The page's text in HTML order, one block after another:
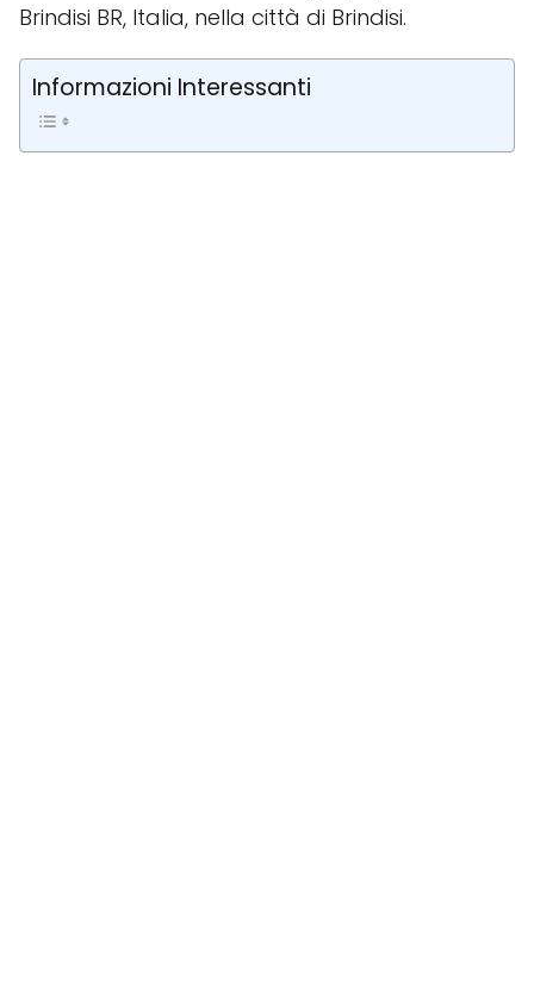
Brindisi BR, Italia, nella città di Brindisi.
Informazioni Interessanti